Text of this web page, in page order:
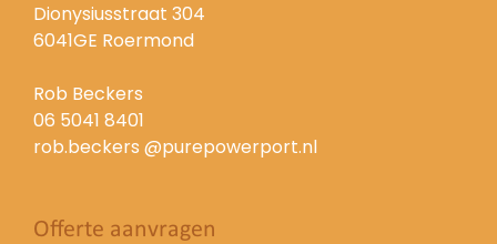
Dionysiusstraat 304
6041GE Roermond
Rob Beckers
06 5041 8401
rob.beckers @purepowerport.nl
Offerte aanvragen